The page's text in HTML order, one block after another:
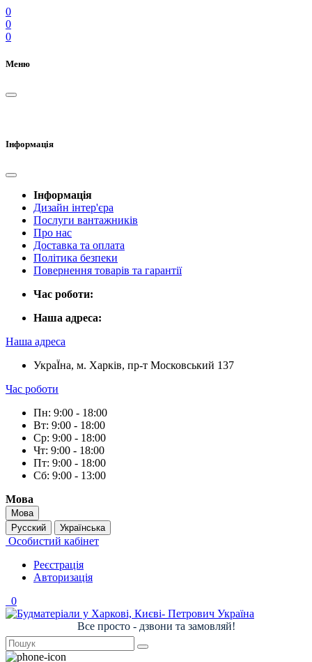
0
0
0
Меню
Інформація
Інформація
Дизайн інтер'єра
Послуги вантажників
Про нас
Доставка та оплата
Політика безпеки
Повернення товарів та гарантії
Час роботи:
Наша адреса:
Наша адреса
УкраЇна, м. Харків, пр-т Московський 137
Час роботи
Пн: 9:00 - 18:00
Вт: 9:00 - 18:00
Ср: 9:00 - 18:00
Чт: 9:00 - 18:00
Пт: 9:00 - 18:00
Сб: 9:00 - 13:00
Мова
Мова
Русский
Українська
Особистий кабінет
Реєстрація
Авторизація
0
Все просто - дзвони та замовляй!